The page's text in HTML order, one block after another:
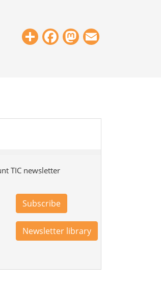
ShareFacebook
Mastodon
TIC newsletter
Subscribe
Newsletter library